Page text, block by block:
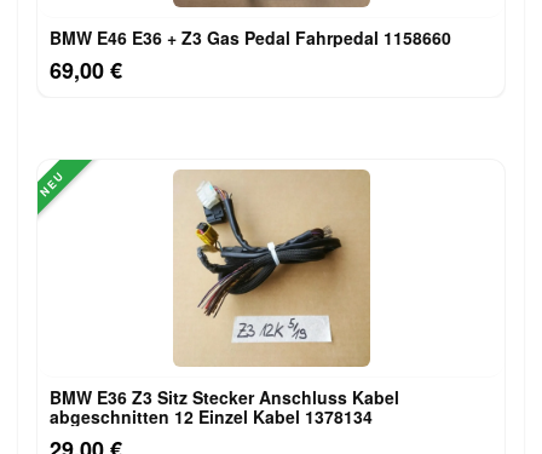
BMW E46 E36 + Z3 Gas Pedal Fahrpedal 1158660
69,00 €
NEU
BMW E36 Z3 Sitz Stecker Anschluss Kabel
abgeschnitten 12 Einzel Kabel 1378134